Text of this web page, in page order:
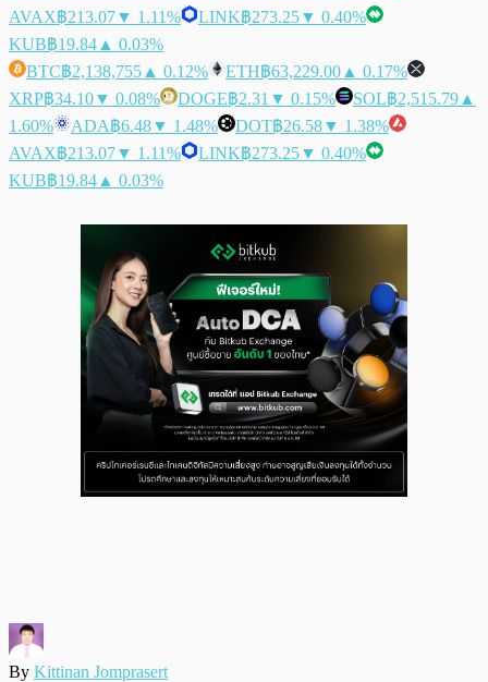
AVAX฿213.07▼ 1.11% LINK฿273.25▼ 0.40%
KUB฿19.84 ▲ 0.03%
BTC฿2,138,755 ▲ 0.12% ETH฿63,229.00 ▲ 0.17%
XRP฿34.10▼ 0.08% DOGE฿2.31 ▼ 0.15% SOL฿2,515.79 ▲
1.60%
ADA฿6.48▼ 1.48% DOT฿26.58▼ 1.38%
AVAX฿213.07▼ 1.11% LINK฿273.25▼ 0.40%
KUB฿19.84 ▲ 0.03%
By Kittinan Jomprasert